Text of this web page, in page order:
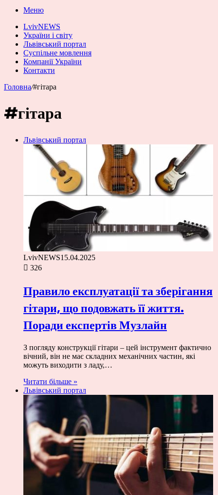
Меню
LvivNEWS
України і світу
Львівський портал
Суспільне мовлення
Компанії України
Контакти
Головна/#гітара
#гітара
Львівський портал
LvivNEWS15.04.2025
326
Правило експлуатації та зберігання
гітари, що подовжать її життя.
Поради експертів Музлайн
З погляду конструкції гітари – цей інструмент фактично
вічний, він не має складних механічних частин, які
можуть виходити з ладу,…
Читати більше »
Львівський портал